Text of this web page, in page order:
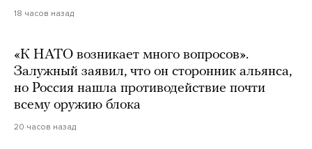
18 часов назад
«К НАТО возникает много вопросов».
Залужный заявил, что он сторонник альянса,
но Россия нашла противодействие почти
всему оружию блока
20 часов назад